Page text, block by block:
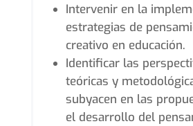
Intervenir en la
estrategias de
creativo en educación.
Identificar las
teóricas y
subyacen en las
el desarrollo del